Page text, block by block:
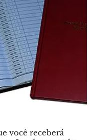
você receberá